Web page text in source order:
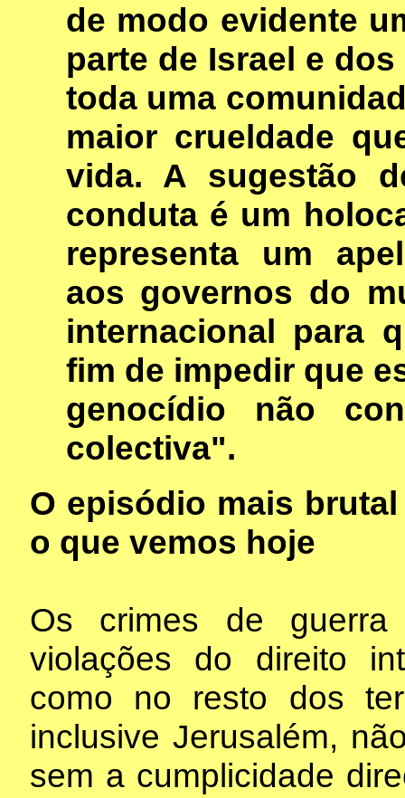
de modo evidente
parte de Israel e
toda uma
maior crueldade
vida. A sugestão
conduta é um
representa um
aos governos do
internacional para
fim de impedir que
genocídio não
colectiva".
O episódio mais
o que vemos hoje
Os crimes de
violações do direito
como no resto dos
inclusive Jerusalém,
sem a cumplicidade